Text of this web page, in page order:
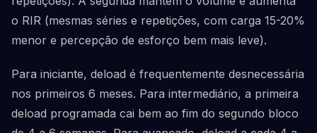
o RIR (mesmas séries e repetições, com carga 15-20%
menor e percepção de esforço bem mais leve).
Para iniciante, deload é frequentemente desnecessária
nos primeiros 6 meses. Para intermediário, a primeira
deload programada cai bem ao fim do segundo bloco